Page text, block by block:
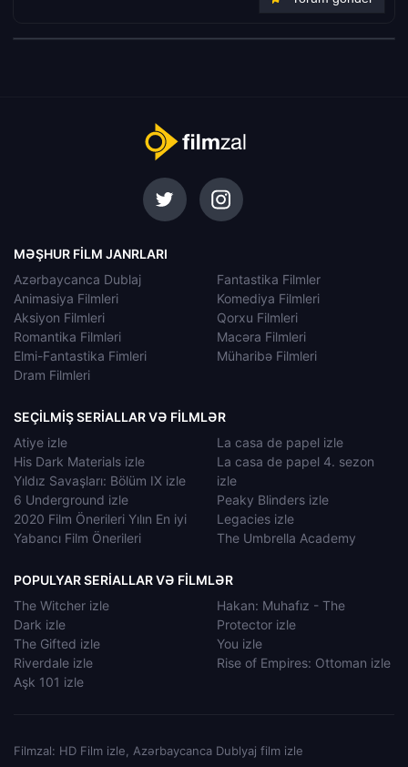
MƏŞHUR FILM JANRLARI
Azərbaycanca Dublaj
Animasiya Filmleri
Aksiyon Filmleri
Romantika Filmləri
Elmi-Fantastika Fimleri
Dram Filmleri
Fantastika Filmler
Komediya Filmleri
Qorxu Filmleri
Macəra Filmleri
Müharibə Filmleri
SEÇILMIŞ SERIALLAR VƏ FILMLƏR
Atiye izle
His Dark Materials izle
Yıldız Savaşları: Bölüm IX izle
6 Underground izle
2020 Film Önerileri Yılın En iyi
Yabancı Film Önerileri
La casa de papel izle
La casa de papel 4. sezon
izle
Peaky Blinders izle
Legacies izle
The Umbrella Academy
POPULYAR SERIALLAR VƏ FILMLƏR
The Witcher izle
Dark izle
The Gifted izle
Riverdale izle
Aşk 101 izle
Hakan: Muhafız - The
Protector izle
You izle
Rise of Empires: Ottoman izle
Filmzal: HD Film izle, Azərbaycanca Dublyaj film izle